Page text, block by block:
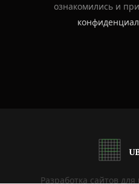
ознакомились и
Разработка сайтов